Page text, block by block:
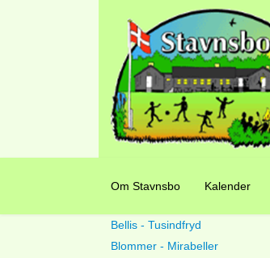
Om Stavnsbo Kalender
Bellis - Tusindfryd
Blommer - Mirabeller